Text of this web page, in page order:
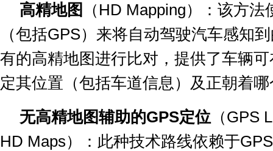
高精地图 （ HD Mapping）：该方法
（包括GPS）来将自动驾驶汽车感知
有的高精地图进行比对，提供了车辆
定其位置（包括车道信息）及正朝着
无高精地图辅助的GPS定位（GPS
HD Maps）：此种技术路线依赖于GPS